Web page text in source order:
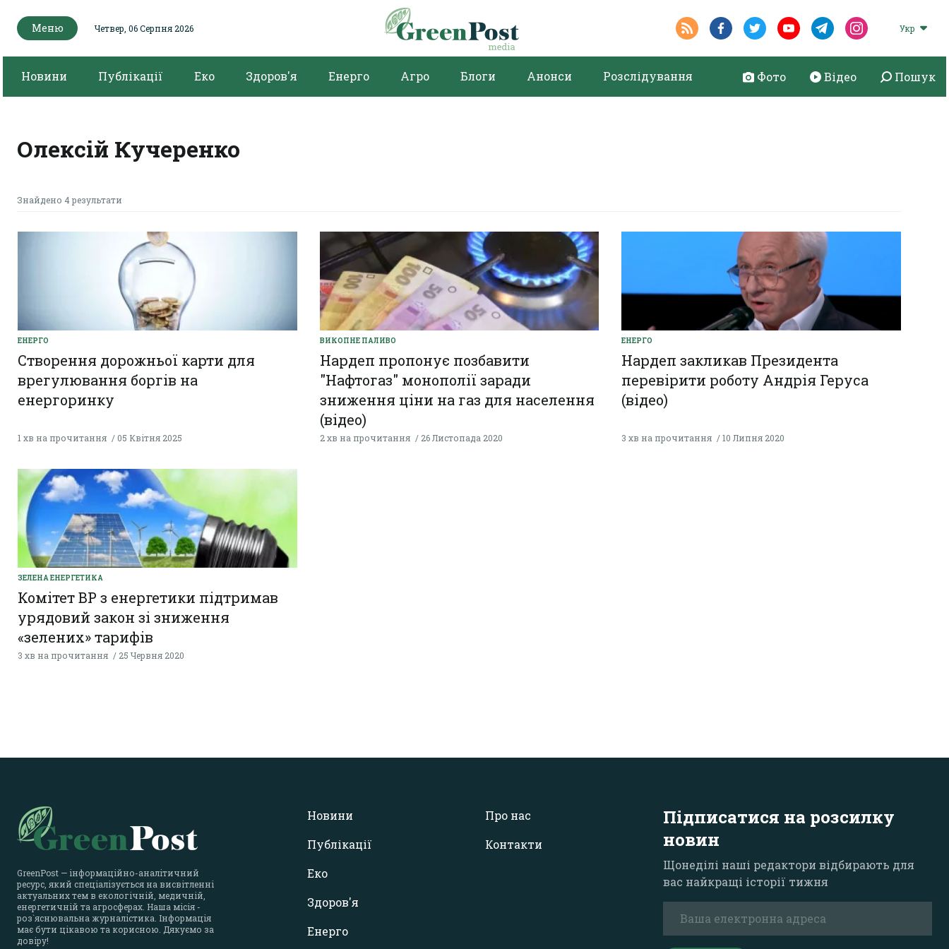
Меню Четвер, 06 Серпня 2026 Укр
Новини Публікації Еко Здоров'я Енерго Агро Блоги Анонси Розслідування Фото Відео Пошук
Олексій Кучеренко
Знайдено 4 результати
ЕНЕРГО
Створення дорожньої карти для
врегулювання боргів на
енергоринку
1 хв на прочитання 05 Квітня 2025
ВИКОПНЕ ПАЛИВО
Нардеп пропонує позбавити
"Нафтогаз" монополії заради
зниження ціни на газ для населення
(відео)
2 хв на прочитання 26 Листопада 2020
ЕНЕРГО
Нардеп закликав Президента
перевірити роботу Андрія Геруса
(відео)
3 хв на прочитання 10 Липня 2020
ЗЕЛЕНА ЕНЕРГЕТИКА
Комітет ВР з енергетики підтримав
урядовий закон зі зниження
«зелених» тарифів
3 хв на прочитання 25 Червня 2020
GreenPost — інформаційно-аналітичний
ресурс, який спеціалізується на висвітленні
актуальних тем в екологічній, медичній,
енергетичній та агросферах. Наша місія -
роз`яснювальна журналістика. Інформація
має бути цікавою та корисною. Дякуємо за
довіру!
Новини
Публікації
Еко
Здоров'я
Енерго
Про нас
Контакти
Підписатися на розсилку
новин
Щонеділі наші редактори відбирають для
вас найкращі історії тижня